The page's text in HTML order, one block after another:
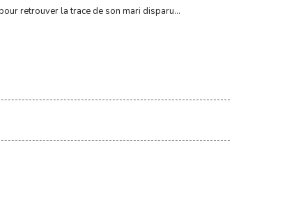
retrouver la trace de son mari disparu...